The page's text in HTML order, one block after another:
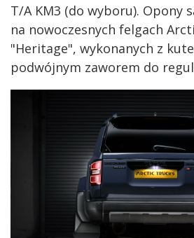
T/A KM3 (do wyboru). Opony
na nowoczesnych felgach
"Heritage", wykonanych z
podwójnym zaworem do